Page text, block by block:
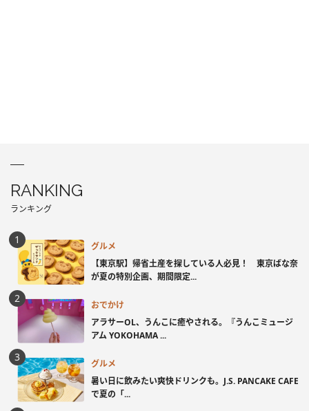
RANKING
ランキング
グルメ
【東京駅】帰省土産を探している人必見！ 東京ばな奈
が夏の特別企画、期間限定...
おでかけ
アラサーOL、うんこに癒やされる。『うんこミュージ
アム YOKOHAMA ...
グルメ
暑い日に飲みたい爽快ドリンクも。J.S. PANCAKE CAFE
で夏の「...